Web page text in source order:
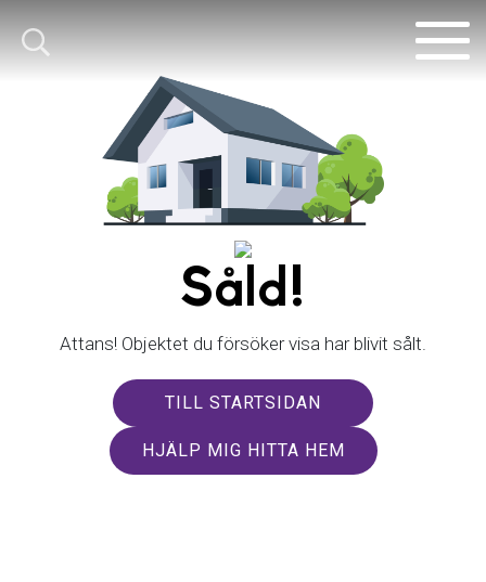
Såld!
Attans! Objektet du försöker visa har blivit sålt.
TILL STARTSIDAN
HJÄLP MIG HITTA HEM